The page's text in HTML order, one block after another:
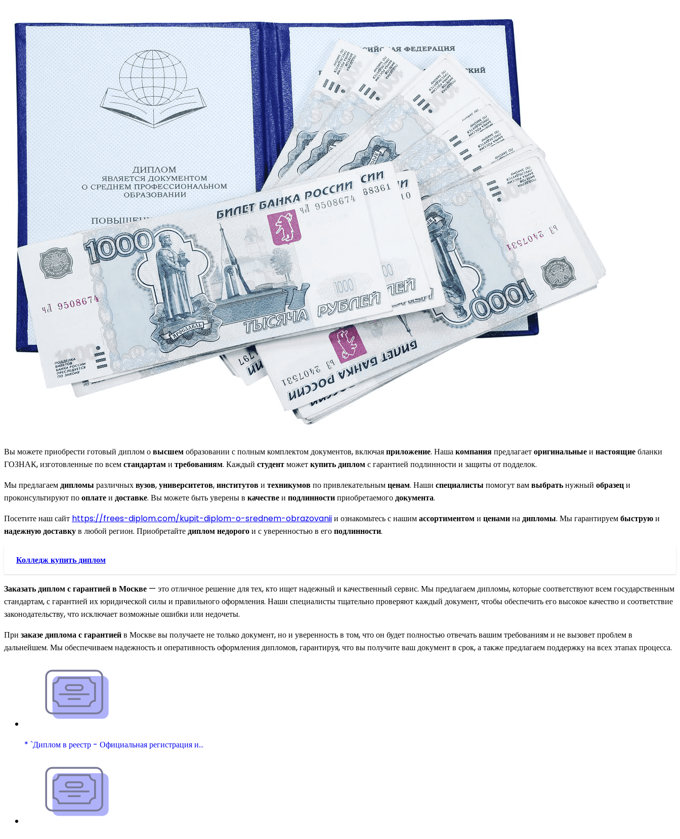
Вы можете приобрести готовый диплом овысшемобразовании с полным комплектом документов, включаяприложение. Нашакомпанияпредлагаеторигинальныеи настоящиебланки
ГОЗНАК, изготовленные по всемстандартами требованиям. Каждый студентможеткупить дипломс гарантией подлинности и защиты от подделок.
Мы предлагаемдипломы различныхвузов,университетов,институтови техникумовпо привлекательнымценам. Наши специалисты помогут вамвыбратьнужный образеци
проконсультируют пооплатеи доставке. Вы можете быть уверены в качествеи подлинностиприобретаемогодокумента.
Посетите наш сайт https://frees-diplom.com/kupit-diplom-o-srednem-obrazovaniiи ознакомьтесь с нашимассортиментоми ценаминадипломы. Мы гарантируембыструюи
надежнуюдоставкув любой регион. Приобретайтедипломнедорогои с уверенностью в егоподлинности.
Колледж купить диплом
Заказать диплом с гарантией в Москве — это отличное решение для тех, кто ищет надежный и качественный сервис. Мы предлагаем дипломы, которые соответствуют всем государственным
стандартам, с гарантией их юридической силы и правильного оформления. Наши специалисты тщательно проверяют каждый документ, чтобы обеспечить его высокое качество и соответствие
законодательству, что исключает возможные ошибки или недочеты.
При заказе диплома с гарантиейв Москве вы получаете не только документ, но и уверенность в том, что он будет полностью отвечать вашим требованиям и не вызовет проблем в
дальнейшем. Мы обеспечиваем надежность и оперативность оформления дипломов, гарантируя, что вы получите ваш документ в срок, а также предлагаем поддержку на всех этапах процесса.
* `Диплом в реестр - Официальная регистрация и…